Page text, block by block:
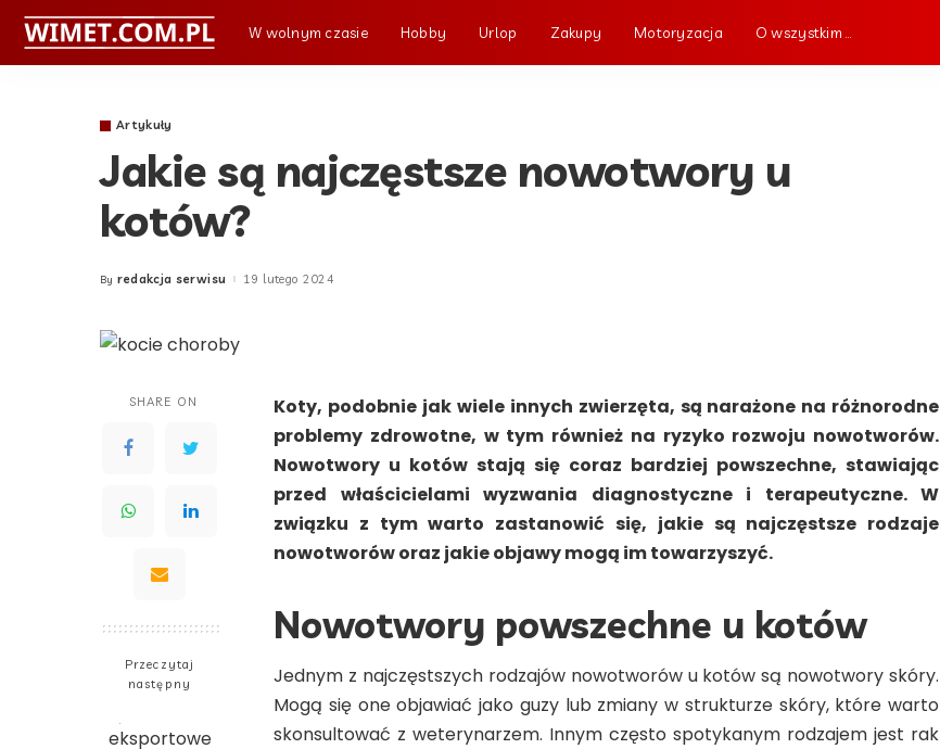
W wolnym czasie Hobby Urlop Zakupy Motoryzacja O wszystkim …
Artykuły
Jakie są najczęstsze nowotwory u
kotów?
Posted
By redakcja serwisu 19 lutego 2024
SHARE ON
Przeczytaj
następny
Koty, podobnie jak wiele innych zwierzęta, są narażone na różnorodne
problemy zdrowotne, w tym również na ryzyko rozwoju nowotworów.
Nowotwory u kotów stają się coraz bardziej powszechne, stawiając
przed właścicielami wyzwania diagnostyczne i terapeutyczne. W
związku z tym warto zastanowić się, jakie są najczęstsze rodzaje
nowotworów oraz jakie objawy mogą im towarzyszyć.
Nowotwory powszechne u kotów
Jednym z najczęstszych rodzajów nowotworów u kotów są nowotwory skóry.
Mogą się one objawiać jako guzy lub zmiany w strukturze skóry, które warto
skonsultować z weterynarzem. Innym często spotykanym rodzajem jest rak